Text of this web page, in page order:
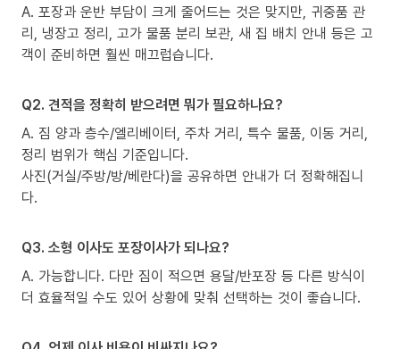
A. 포장과 운반 부담이 크게 줄어드는 것은 맞지만, 귀중품 관
리, 냉장고 정리, 고가 물품 분리 보관, 새 집 배치 안내 등은 고
객이 준비하면 훨씬 매끄럽습니다.
Q2. 견적을 정확히 받으려면 뭐가 필요하나요?
A. 짐 양과 층수/엘리베이터, 주차 거리, 특수 물품, 이동 거리,
정리 범위가 핵심 기준입니다.
사진(거실/주방/방/베란다)을 공유하면 안내가 더 정확해집니
다.
Q3. 소형 이사도 포장이사가 되나요?
A. 가능합니다. 다만 짐이 적으면 용달/반포장 등 다른 방식이
더 효율적일 수도 있어 상황에 맞춰 선택하는 것이 좋습니다.